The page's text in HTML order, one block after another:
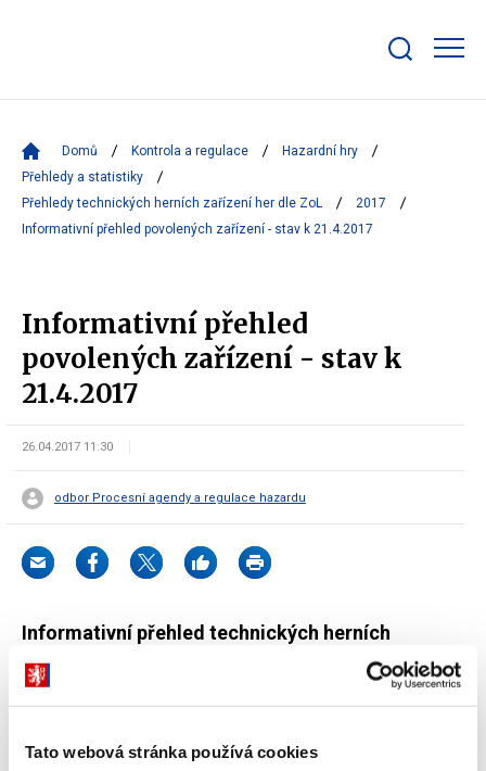
Tato webová stránka používá cookies
bar
Domů Kontrola a regulace
Hazardní hry
Přehledy a statistiky
Přehledy technických herních zařízení her dle ZoL
2017
Informativní přehled povolených zařízení - stav k 21.4.2017
Informativní přehled
povolených zařízení - stav k
21.4.2017
26.04.2017 11:30
odbor Procesní agendy a regulace hazardu
Informativní přehled technických herních
zařízení včetně sázkových her v kasinu za celou